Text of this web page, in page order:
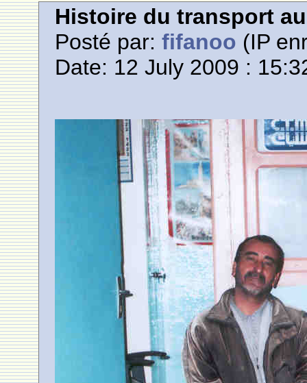
Histoire du transport
Posté par:fifanoo (IP
Date: 12 July 2009 :